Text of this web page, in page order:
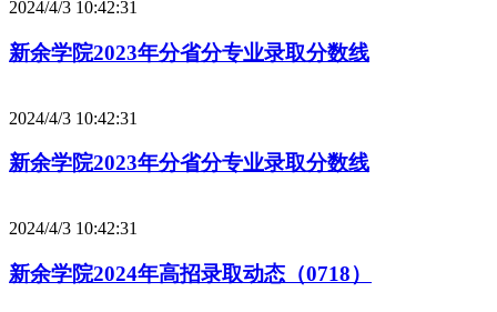
2024/4/3 10:42:31
新余学院2023年分省分专业录取分数线
2024/4/3 10:42:31
新余学院2023年分省分专业录取分数线
2024/4/3 10:42:31
新余学院2024年高招录取动态（0718）